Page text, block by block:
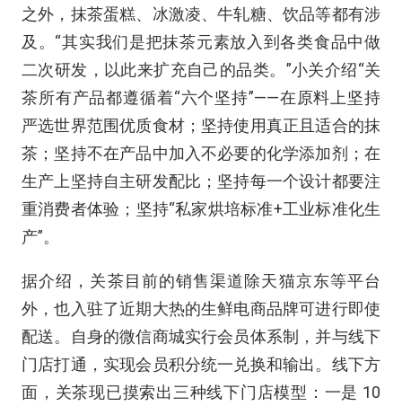
之外，抹茶蛋糕、冰激凌、牛轧糖、饮品等都有涉
及。“其实我们是把抹茶元素放入到各类食品中做
二次研发，以此来扩充自己的品类。”小关介绍“关
茶所有产品都遵循着“六个坚持”——在原料上坚持
严选世界范围优质食材；坚持使用真正且适合的抹
茶；坚持不在产品中加入不必要的化学添加剂；在
生产上坚持自主研发配比；坚持每一个设计都要注
重消费者体验；坚持“私家烘培标准+工业标准化生
产”。
据介绍，关茶目前的销售渠道除天猫京东等平台
外，也入驻了近期大热的生鲜电商品牌可进行即使
配送。自身的微信商城实行会员体系制，并与线下
门店打通，实现会员积分统一兑换和输出。线下方
面，关茶现已摸索出三种线下门店模型：一是 10